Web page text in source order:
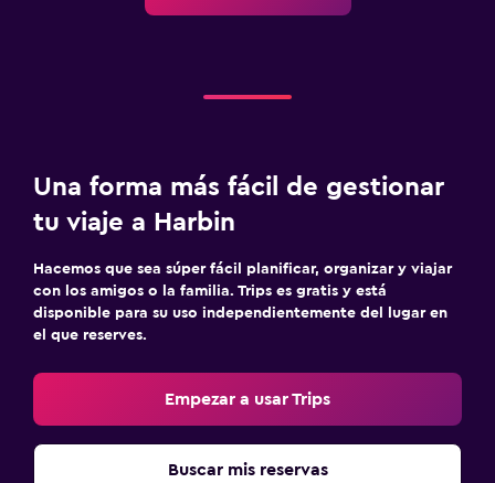
Una forma más fácil de gestionar
tu viaje a Harbin
Hacemos que sea súper fácil planificar, organizar y viajar
con los amigos o la familia. Trips es gratis y está
disponible para su uso independientemente del lugar en
el que reserves.
Empezar a usar Trips
Buscar mis reservas